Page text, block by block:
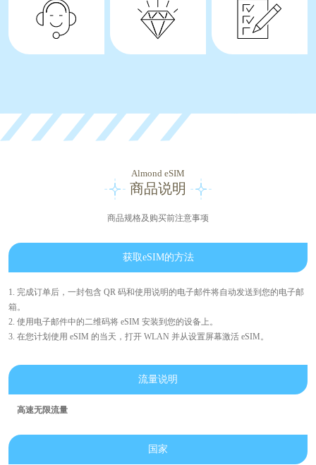
Almond eSIM
商品说明
商品规格及购买前注意事项
获取eSIM的方法
1. 完成订单后，一封包含 QR 码和使用说明的电子邮件将自动发送到您的电子邮
箱。
2. 使用电子邮件中的二维码将 eSIM 安装到您的设备上。
3. 在您计划使用 eSIM 的当天，打开 WLAN 并从设置屏幕激活 eSIM。
流量说明
高速无限流量
国家